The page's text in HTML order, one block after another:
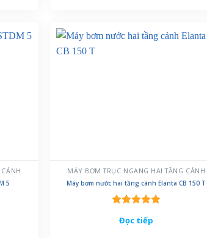
5
MÁY BƠM TRỤC NGANG HAI TẦNG CÁNH
Máy bơm nước hai tầng cánh Elanta CB 150 T
hạng 5.00
Đọc tiếp